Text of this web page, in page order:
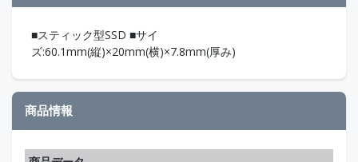
■スティック型SSD ■サイ
ズ:60.1mm(縦)×20mm(横)×7.8mm(厚み)
商品情報